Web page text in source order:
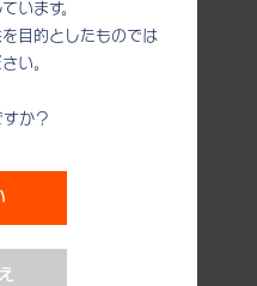
います。
目的としたものでは
い。
か？